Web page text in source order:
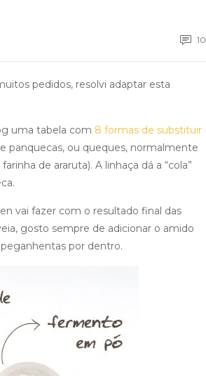
10
pedidos, resolvi adaptar esta
uma tabela com 8 formas de substituir
panquecas, ou queques, normalmente
de araruta). A linhaça dá a “cola”
vai fazer com o resultado final das
gosto sempre de adicionar o amido
por dentro.